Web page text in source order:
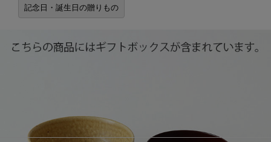
記念日・誕生日の贈りもの